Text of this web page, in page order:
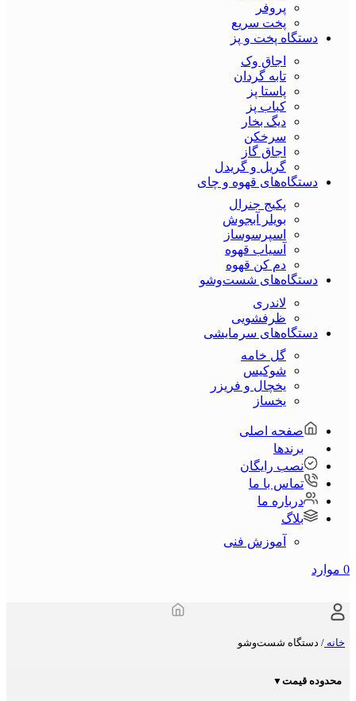
پروفر
پخت سریع
دستگاه‌ پخت و پز
اجاق وک
تابه گردان
پاستا پز
کباب پز
دیگ بخار
سرخکن
اجاق گاز
گریل و گریدل
دستگاه‌های قهوه و چای
پکیج جنرال
بویلر آبجوش
اسپرسوساز
آسیاب قهوه
دم کن قهوه
دستگاه‌های شست‌و‌شو
لاندری
ظرفشویی
دستگاه‌های سرمایشی
گل خامه
شوکیس
یخچال و فریزر
یخساز
صفحه اصلی
برندها
نصب رایگان
تماس با ما
درباره ما
بلاگ
آموزش فنی
0 موارد
خانه / دستگاه شست‌و‌شو
محدوده قیمت▼